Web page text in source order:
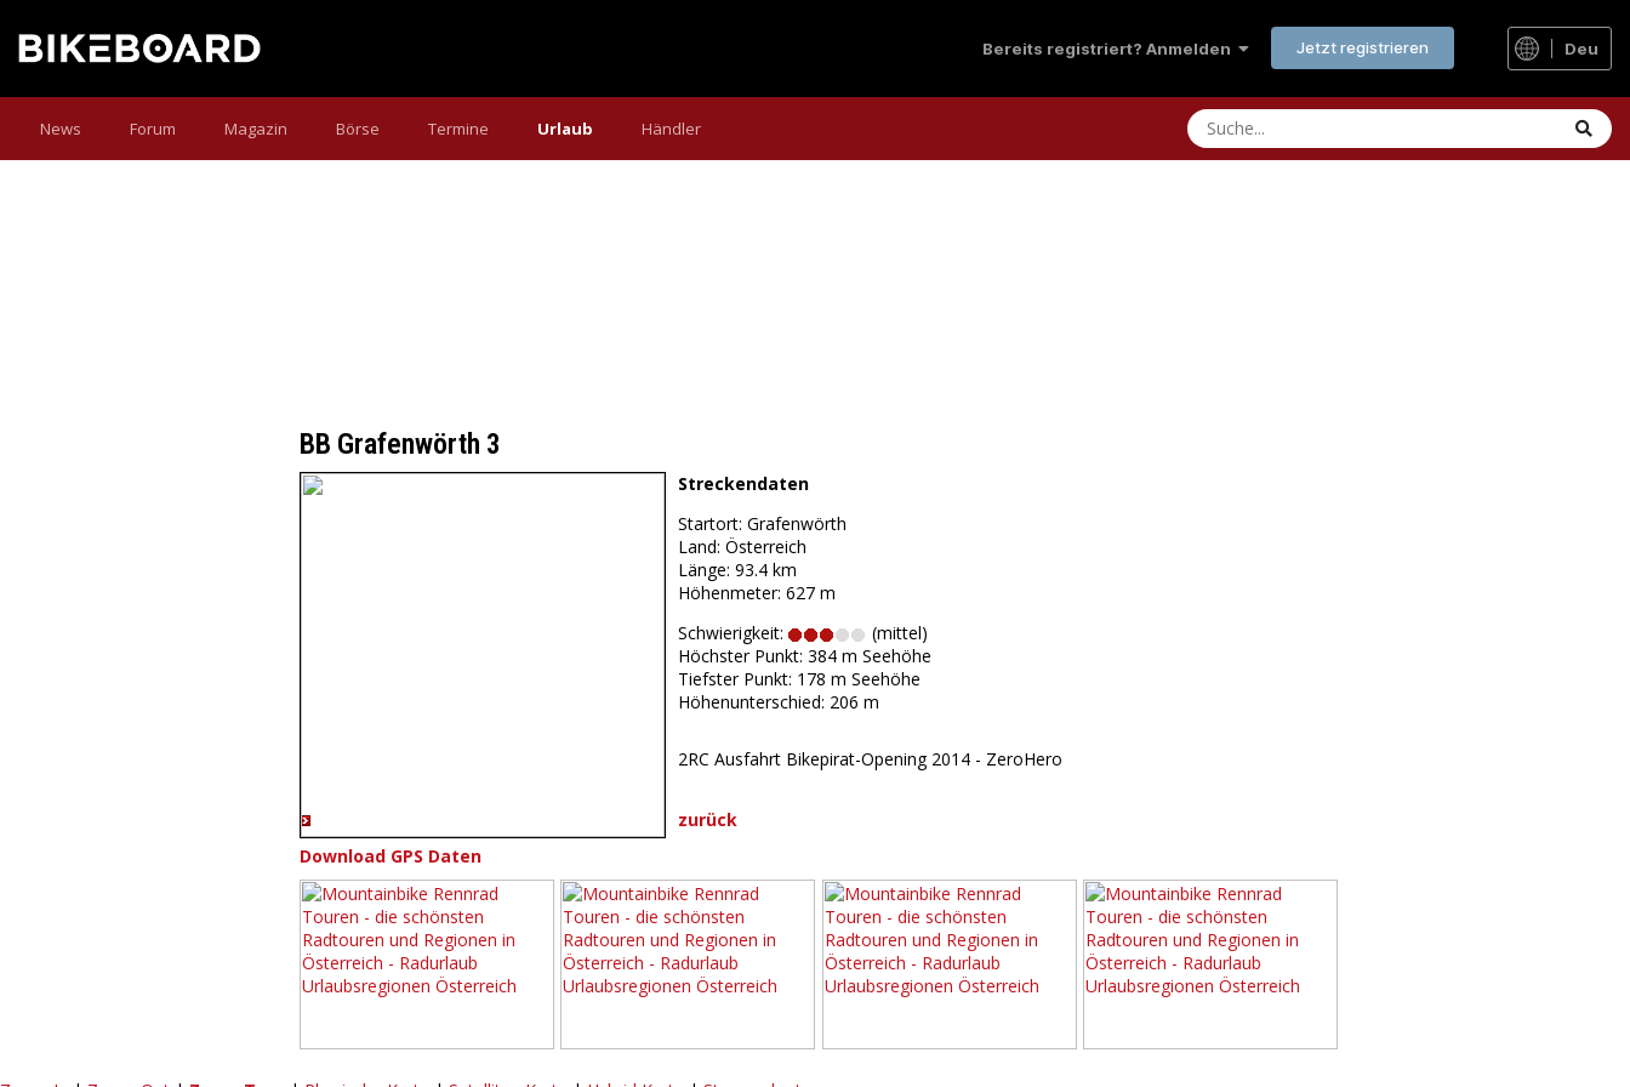
Bereits registriert? Anmelden Jetzt registrieren Deu
News Forum Magazin Börse Termine Urlaub Händler
BB Grafenwörth 3
Download GPS Daten
Streckendaten
Startort: Grafenwörth
Land: Österreich
Länge: 93.4 km
Höhenmeter: 627 m
Schwierigkeit:
(mittel)
Höchster Punkt: 384 m Seehöhe
Tiefster Punkt: 178 m Seehöhe
Höhenunterschied: 206 m
2RC Ausfahrt Bikepirat-Opening 2014 - ZeroHero
zurück